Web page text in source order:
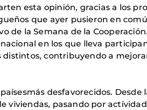
esta opinión, gracias a los
que ayer pusieron en
de la Semana de la
en los que lleva
distintos, contribuyendo a
desfavorecidos. Desde
viviendas, pasando por